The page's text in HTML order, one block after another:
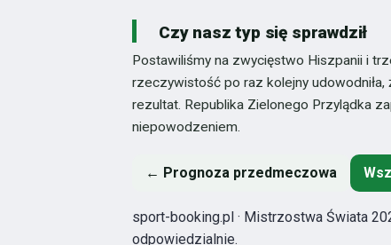
Czy nasz typ się sprawdził
Postawiliśmy na zwycięstwo Hiszpanii i
rzeczywistość po raz kolejny
rezultat. Republika Zielonego Przylądka
niepowodzeniem.
← Prognoza przedmeczowa
sport-booking.pl · Mistrzostwa Świata
odpowiedzialnie.